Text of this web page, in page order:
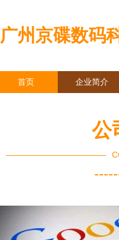
广州京碟数码
首页 企业简介
公